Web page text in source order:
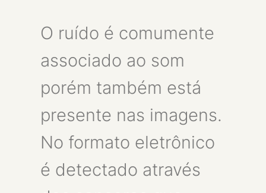
O ruído é comumente
associado ao som
porém também está
presente nas imagens.
No formato eletrônico
é detectado através